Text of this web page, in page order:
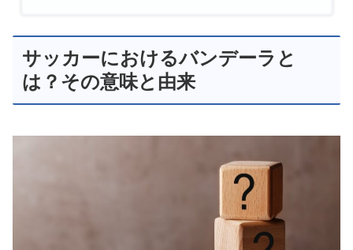
サッカーにおけるバンデーラと
は？その意味と由来